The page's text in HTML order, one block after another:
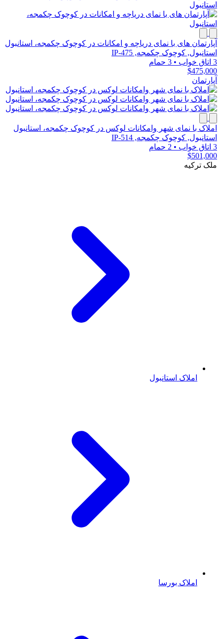
آپارتمان های با نمای دریاچه و امکانات در کوچوک چکمجه، استانبول
استانبول, کوچوک چکمجه, IP-475
3 اتاق خواب
• 3 حمام
$475,000
آپارتمان
املاک با نمای شهر وامکانات لوکس در کوچوک چکمجه، استانبول
استانبول, کوچوک چکمجه, IP-514
3 اتاق خواب
• 2 حمام
$501,000
ملک ترکیه
املاک استانبول
املاک بورسا